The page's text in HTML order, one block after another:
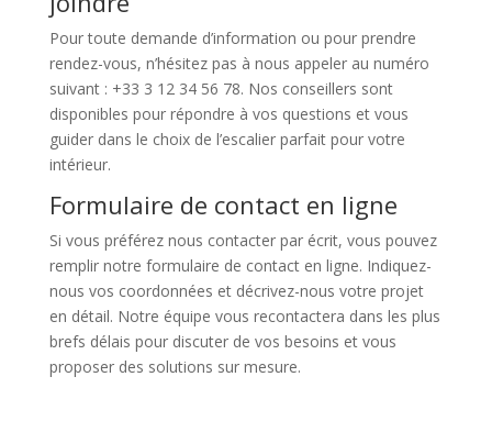
Pour toute demande d’information ou pour prendre
rendez-vous, n’hésitez pas à nous appeler au numéro
suivant : +33 3 12 34 56 78. Nos conseillers sont
disponibles pour répondre à vos questions et vous
guider dans le choix de l’escalier parfait pour votre
intérieur.
Formulaire de contact en ligne
Si vous préférez nous contacter par écrit, vous pouvez
remplir notre formulaire de contact en ligne. Indiquez-
nous vos coordonnées et décrivez-nous votre projet
en détail. Notre équipe vous recontactera dans les plus
brefs délais pour discuter de vos besoins et vous
proposer des solutions sur mesure.